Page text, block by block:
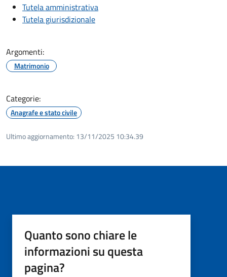
Tutela amministrativa
Tutela giurisdizionale
Argomenti:
Matrimonio
Categorie:
Anagrafe e stato civile
Ultimo aggiornamento: 13/11/2025 10:34.39
Quanto sono chiare le
informazioni su questa
pagina?